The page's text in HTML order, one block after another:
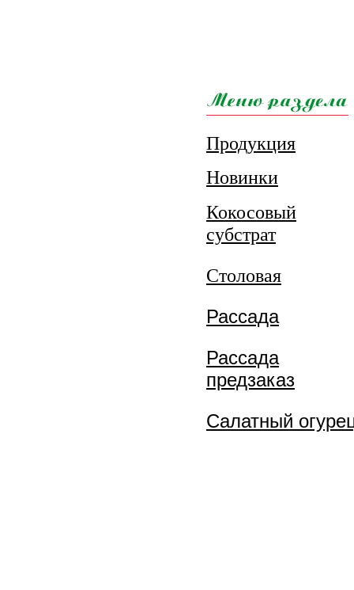
Продукция
Новинки
Кокосовый
субстрат
Столовая
Рассада
Рассада
предзаказ
Салатный